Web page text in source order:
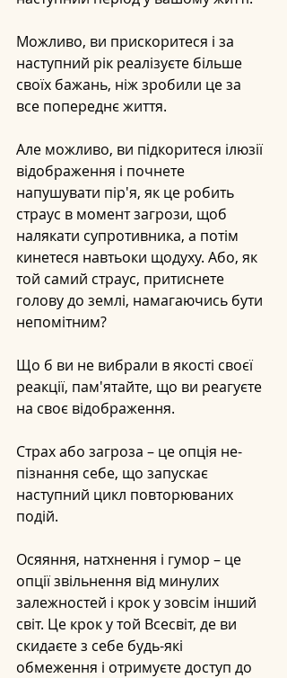
Можливо, ви прискоритеся і за
наступний рік реалізуєте більше
своїх бажань, ніж зробили це за
все попереднє життя.
Але можливо, ви підкоритеся ілюзії
відображення і почнете
напушувати пір'я, як це робить
страус в момент загрози, щоб
налякати супротивника, а потім
кинетеся навтьоки щодуху. Або, як
той самий страус, притиснете
голову до землі, намагаючись бути
непомітним?
Що б ви не вибрали в якості своєї
реакції, пам'ятайте, що ви реагуєте
на своє відображення.
Страх або загроза – це опція не-
пізнання себе, що запускає
наступний цикл повторюваних
подій.
Осяяння, натхнення і гумор – це
опції звільнення від минулих
залежностей і крок у зовсім інший
світ. Це крок у той Всесвіт, де ви
скидаєте з себе будь-які
обмеження і отримуєте доступ до